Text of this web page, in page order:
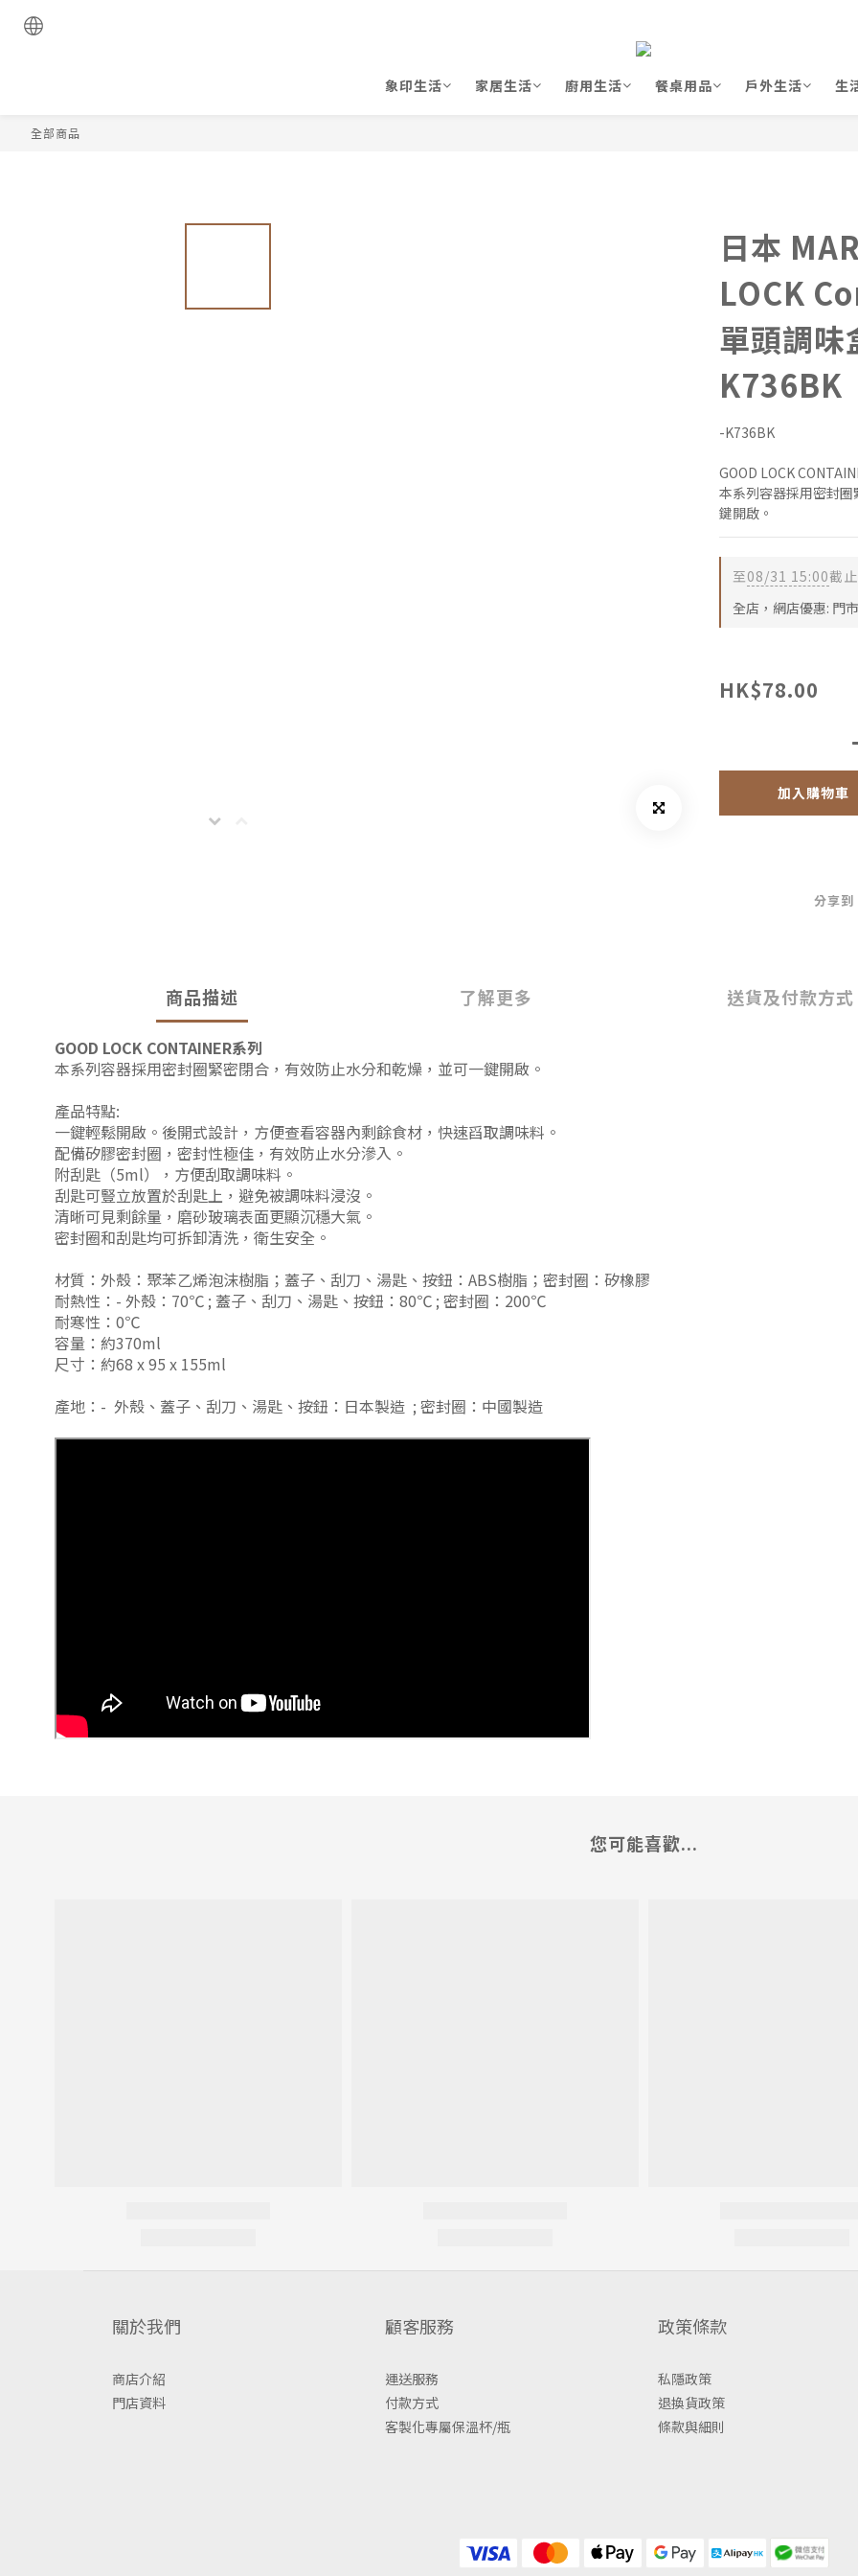
象印生活 家居生活 廚用生活 餐桌用品 戶外生活 生
全部商品
日本
LOCK
單頭調
K736BK
-K736BK
GOOD LOCK
本系列容器採用密封
鍵開啟。
至08/31 15:00截止
全店，網店優惠: 門
HK$78.00
加入購物車
分享到
商品描述 了解更多 送貨及付款方式
GOOD LOCK CONTAINER系列
本系列容器採用密封圈緊密閉合，有效防止水分和乾燥，並可一鍵開啟。
產品特點:
一鍵輕鬆開啟。後開式設計，方便查看容器內剩餘食材，快速舀取調味料。
配備矽膠密封圈，密封性極佳，有效防止水分滲入。
附刮匙（5ml），方便刮取調味料。
刮匙可豎立放置於刮匙上，避免被調味料浸沒。
清晰可見剩餘量，磨砂玻璃表面更顯沉穩大氣。
密封圈和刮匙均可拆卸清洗，衛生安全。
材質：外殼：聚苯乙烯泡沫樹脂；蓋子、刮刀、湯匙、按鈕：ABS樹脂；密封圈：矽橡膠
耐熱性：- 外殼：70℃ ; 蓋子、刮刀、湯匙、按鈕：80℃ ; 密封圈：200℃
耐寒性：0℃
容量：約370ml
尺寸：約68 x 95 x 155ml
產地：- 外殼、蓋子、刮刀、湯匙、按鈕：日本製造 ; 密封圈：中國製造
您可能喜歡...
關於我們
商店介紹
門店資料
顧客服務
運送服務
付款方式
客製化專屬保溫杯/瓶
政策條款
私隱政策
退換貨政策
條款與細則